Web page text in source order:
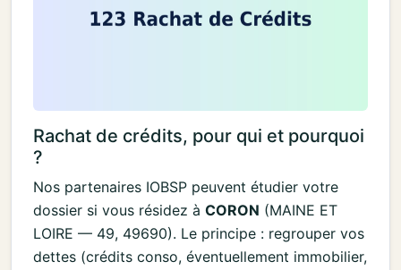
Rachat de crédits, pour qui et pourquoi
?
Nos partenaires IOBSP peuvent étudier votre
dossier si vous résidez à CORON (MAINE ET
LOIRE — 49, 49690). Le principe : regrouper vos
dettes (crédits conso, éventuellement immobilier,